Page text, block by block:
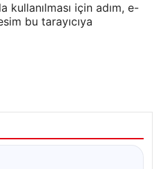
kullanılması için adım, e-
bu tarayıcıya